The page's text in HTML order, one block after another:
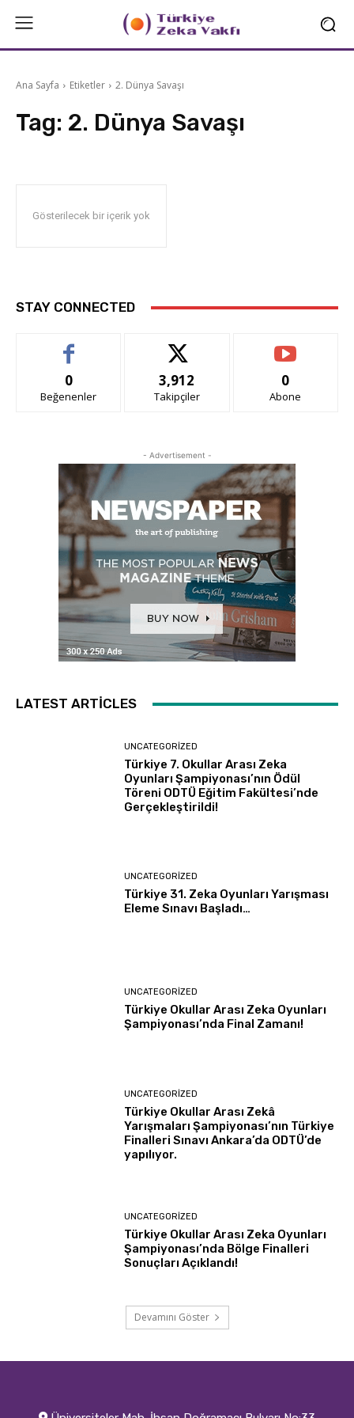
Ana Sayfa Etiketler 2. Dünya Savaşı
Tag: 2. Dünya Savaşı
Gösterilecek bir içerik yok
STAY CONNECTED
0
Beğenenler
3,912
Takipçiler
0
Abone
- Advertisement -
LATEST ARTICLES
UNCATEGORIZED
Türkiye 7. Okullar Arası Zeka
Oyunları Şampiyonası’nın Ödül
Töreni ODTÜ Eğitim Fakültesi’nde
Gerçekleştirildi!
UNCATEGORIZED
Türkiye 31. Zeka Oyunları Yarışması
Eleme Sınavı Başladı…
UNCATEGORIZED
Türkiye Okullar Arası Zeka Oyunları
Şampiyonası’nda Final Zamanı!
UNCATEGORIZED
Türkiye Okullar Arası Zekâ
Yarışmaları Şampiyonası’nın Türkiye
Finalleri Sınavı Ankara’da ODTÜ’de
yapılıyor.
UNCATEGORIZED
Türkiye Okullar Arası Zeka Oyunları
Şampiyonası’nda Bölge Finalleri
Sonuçları Açıklandı!
Devamını Göster